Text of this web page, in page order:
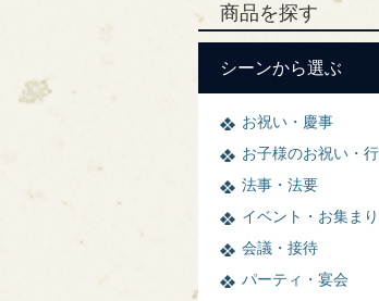
商品を探す
シーンから選ぶ
お祝い・慶事
お子様のお祝い・
法事・法要
イベント・お集まり
会議・接待
パーティ・宴会